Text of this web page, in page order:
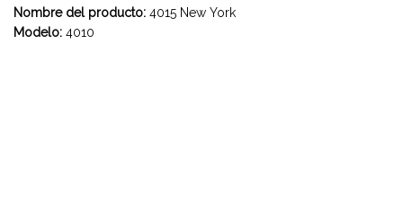
Nombre del producto: 4015 New York
Modelo: 4010